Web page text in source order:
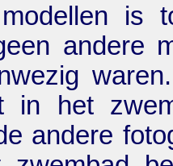
is
andere
in het
andere